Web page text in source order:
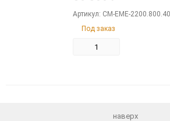
Артикул: CM-EME-
Под заказ
наверх